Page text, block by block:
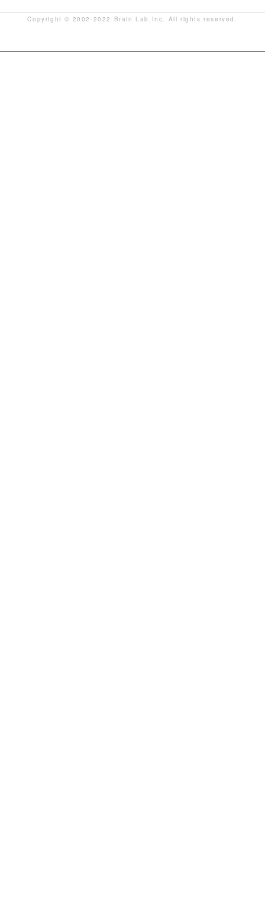
Copyright © 2002-2022 Brain Lab,Inc. All rights reserved.